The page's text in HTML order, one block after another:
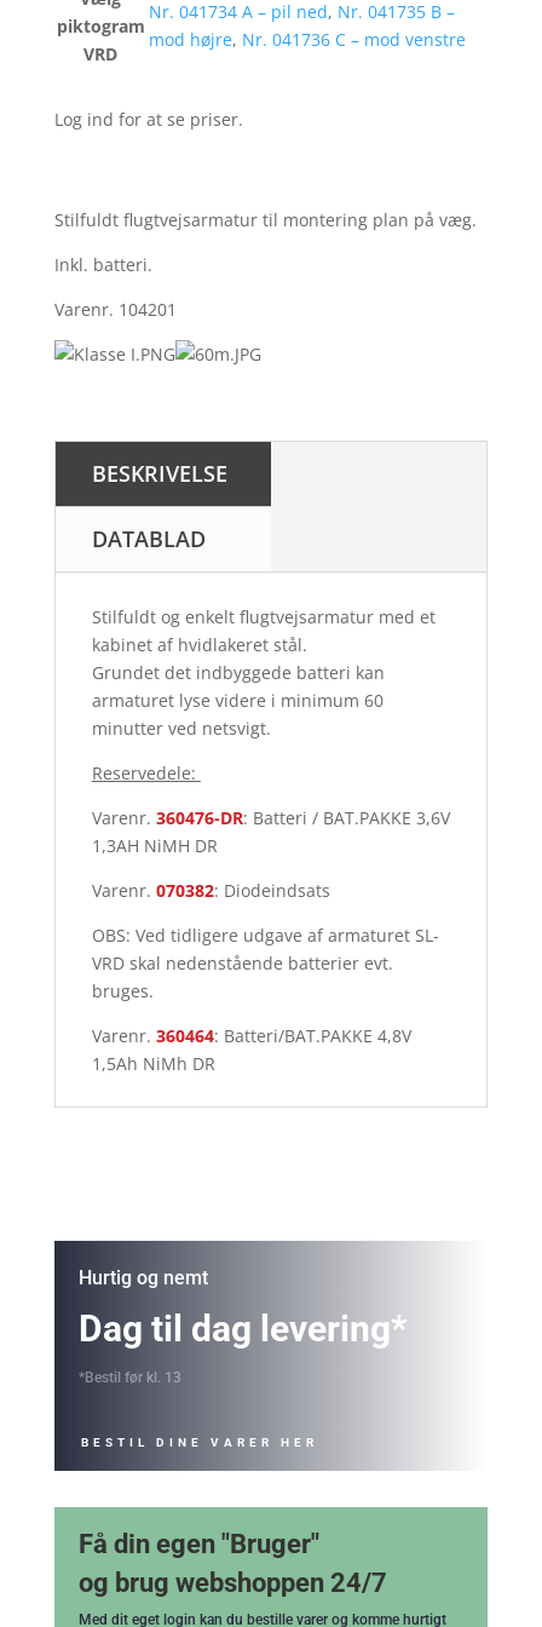
piktogram
VRD
Nr. 041734 A – pil ned, Nr. 041735 B –
mod højre, Nr. 041736 C – mod venstre
Log ind for at se priser.
Stilfuldt flugtvejsarmatur til montering plan på væg.
Inkl. batteri.
Varenr. 104201
BESKRIVELSE
DATABLAD
Stilfuldt og enkelt flugtvejsarmatur med et
kabinet af hvidlakeret stål.
Grundet det indbyggede batteri kan
armaturet lyse videre i minimum 60
minutter ved netsvigt.
Reservedele:
Varenr. 360476-DR: Batteri / BAT.PAKKE 3,6V
1,3AH NiMH DR
Varenr. 070382: Diodeindsats
OBS: Ved tidligere udgave af armaturet SL-
VRD skal nedenstående batterier evt.
bruges.
Varenr. 360464: Batteri/BAT.PAKKE 4,8V
1,5Ah NiMh DR
Hurtig og nemt
Dag til dag levering*
*Bestil før kl. 13
BESTIL DINE VARER HER
Få din egen "Bruger"
og brug webshoppen 24/7
Med dit eget login kan du bestille varer og komme hurtigt